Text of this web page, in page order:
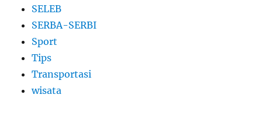
SELEB
SERBA-SERBI
Sport
Tips
Transportasi
wisata